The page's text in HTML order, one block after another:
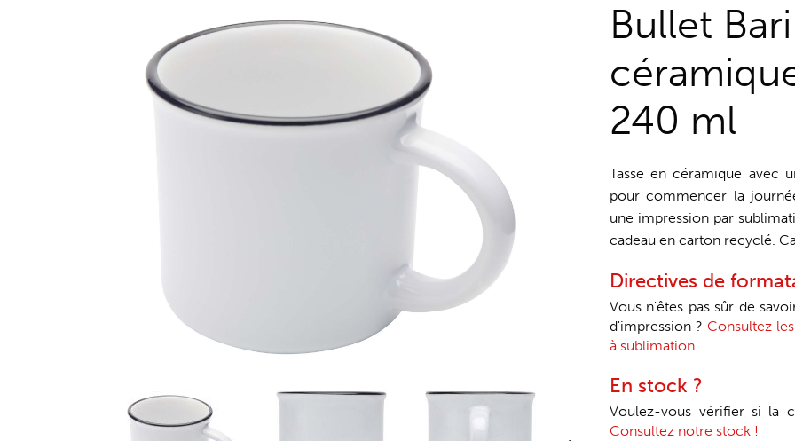
Bullet
240 ml
Tasse en céramique avec
pour commencer la
une impression par
cadeau en carton recyclé.
Directives de
Vous n'êtes pas sûr de
d'impression ? Consultez
à sublimation.
En stock ?
Voulez-vous vérifier si la
Consultez notre stock !